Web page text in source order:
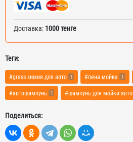
Доставка: 1000 тенге
Теги:
#grass химия для авто 1 #пена мойка 1
#автошампунь 1 #шампунь для мойки авто
Поделиться: